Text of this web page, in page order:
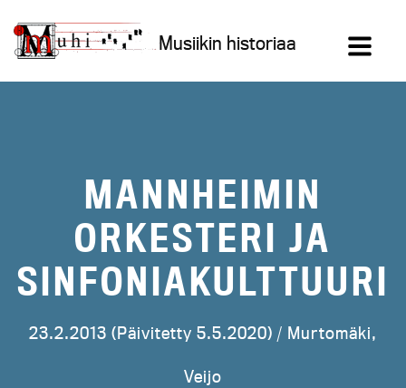
sisältöön
Musiikin historiaa
MANNHEIMIN
ORKESTERI JA
SINFONIAKULTTUURI
23.2.2013 (Päivitetty 5.5.2020) / Murtomäki,
Veijo